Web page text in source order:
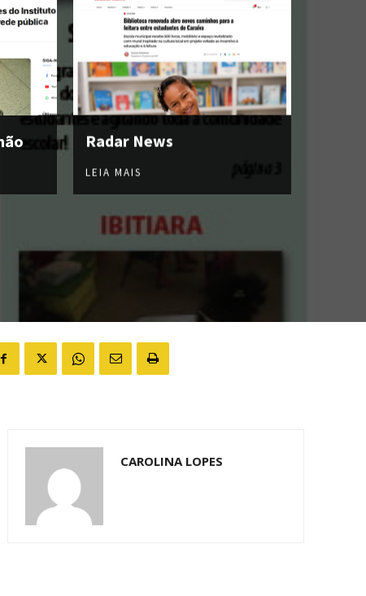
Radar News
LEIA MAIS
CAROLINA LOPES